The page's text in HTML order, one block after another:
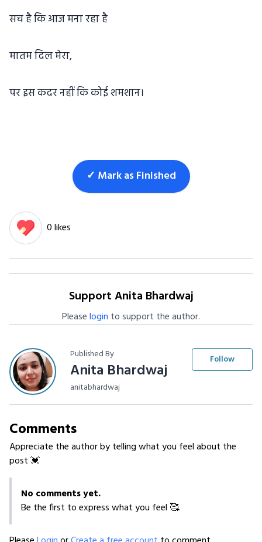
सच है कि आज मना रहा है
मातम दिल मेरा,
पर इस कदर नहीं कि कोई शमशान।
✓ Mark as Finished
0 likes
Support Anita Bhardwaj
Pleaselogin to support the author.
Published By
Anita Bhardwaj
anitabhardwaj
Follow
Comments
Appreciate the author by telling what you feel about the
post 💓
No comments yet.
Be the first to express what you feel 🥰.